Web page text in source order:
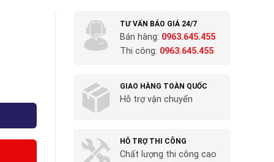
TƯ VẤN BÁO GIÁ 24/7
Bán hàng: 0963.645.455
Thi công: 0963.645.455
GIAO HÀNG TOÀN QUỐC
Hỗ trợ vận chuyển
HỖ TRỢ THI CÔNG
Chất lượng thi công cao